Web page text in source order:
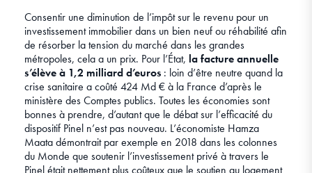
Consentir une diminution de l’impôt sur le revenu pour un
investissement immobilier dans un bien neuf ou réhabilité afin
de résorber la tension du marché dans les grandes
métropoles, cela a un prix. Pour l’État, la facture annuelle
s’élève à 1,2 milliard d’euros : loin d’être neutre quand la
crise sanitaire a coûté 424 Md € à la France d’après le
ministère des Comptes publics. Toutes les économies sont
bonnes à prendre, d’autant que le débat sur l’efficacité du
dispositif Pinel n’est pas nouveau. L’économiste Hamza
Maata démontrait par exemple en 2018 dans les colonnes
du Monde que soutenir l’investissement privé à travers le
Pinel était nettement plus coûteux que le soutien au logement